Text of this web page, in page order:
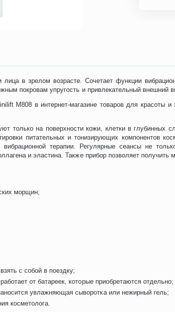
в зрелом возрасте. Сочетает функции
покровам упругость и привлекательный внешний
M808 в интернет-магазине товаров для
только на поверхности кожи, клетки в
питательных и тонизирующих компонентов
вибрационной терапии. Регулярные сеансы не
и эластина. Также прибор позволяет
морщин;
с собой в поездку;
от батареек, которые приобретаются отдельно;
увлажняющая сыворотка или нежирный гель;
косметолога.